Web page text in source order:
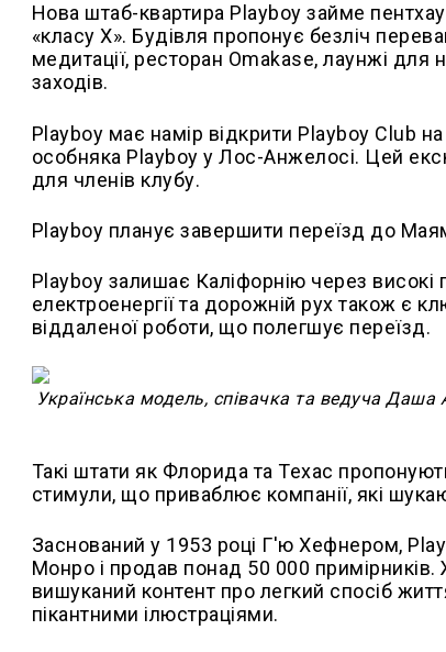
Нова штаб-квартира Playboy займе
«класу X». Будівля пропонує безліч
медитації, ресторан Omakase, лаунжі
заходів.
Playboy має намір відкрити Playboy Club
особняка Playboy у Лос-Анжелосі. Цей
для членів клубу.
Playboy планує завершити переїзд до
Playboy залишає Каліфорнію через високі
електроенергії та дорожній рух також є
віддаленої роботи, що полегшує переїзд.
Українська модель, співачка та ведуча Даша
Такі штати як Флорида та Техас
стимули, що приваблює компанії, які
Заснований у 1953 році Г'ю Хефнером,
Монро і продав понад 50 000
вишуканий контент про легкий спосіб
пікантними ілюстраціями.